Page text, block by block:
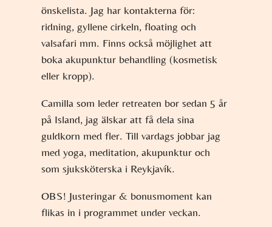
önskelista. Jag har kontakterna för:
ridning, gyllene cirkeln, floating och
valsafari mm. Finns också möjlighet att
boka akupunktur behandling (kosmetisk
eller kropp).
Camilla som leder retreaten bor sedan 5 år
på Island, jag älskar att få dela sina
guldkorn med fler. Till vardags jobbar jag
med yoga, meditation, akupunktur och
som sjuksköterska i Reykjavík.
OBS! Justeringar & bonusmoment kan
flikas in i programmet under veckan.